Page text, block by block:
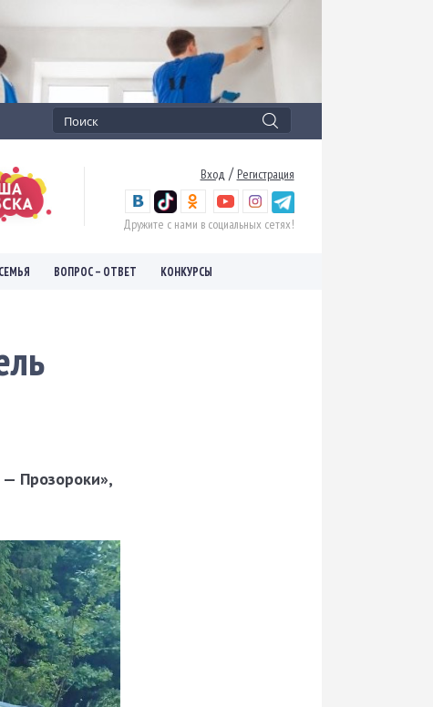
Вход / Регистрация
Дружите с нами в социальных сетях!
ВОПРОС – ОТВЕТ КОНКУРСЫ
Прозороки»,